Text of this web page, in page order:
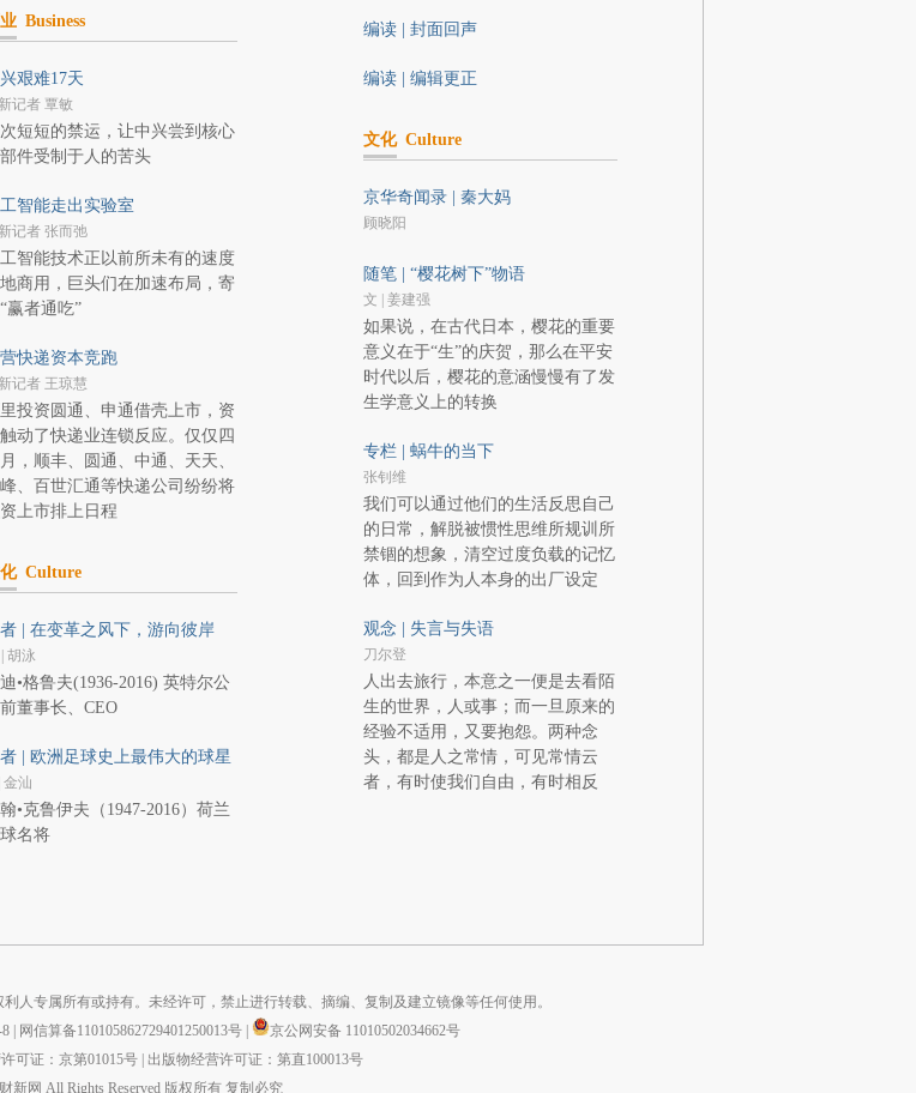
Business
艰难17天
记者 覃敏
短短的禁运，让中兴尝到核心
件受制于人的苦头
智能走出实验室
记者 张而弛
智能技术正以前所未有的速度
商用，巨头们在加速布局，寄
赢者通吃”
快递资本竞跑
记者 王琼慧
投资圆通、申通借壳上市，资
动了快递业连锁反应。仅仅四
，顺丰、圆通、中通、天天、
、百世汇通等快递公司纷纷将
上市排上日程
Culture
| 在变革之风下，游向彼岸
胡泳
•格鲁夫(1936-2016) 英特尔公
董事长、CEO
| 欧洲足球史上最伟大的球星
金汕
•克鲁伊夫（1947-2016）荷兰
名将
编读 | 封面回声
编读 | 编辑更正
文化 Culture
京华奇闻录 | 秦大妈
顾晓阳
随笔 | “樱花树下”物语
文 | 姜建强
如果说，在古代日本，樱花的重要
意义在于“生”的庆贺，那么在平安
时代以后，樱花的意涵慢慢有了发
生学意义上的转换
专栏 | 蜗牛的当下
张钊维
我们可以通过他们的生活反思自己
的日常，解脱被惯性思维所规训所
禁锢的想象，清空过度负载的记忆
体，回到作为人本身的出厂设定
观念 | 失言与失语
刀尔登
人出去旅行，本意之一便是去看陌
生的世界，人或事；而一旦原来的
经验不适用，又要抱怨。两种念
头，都是人之常情，可见常情云
者，有时使我们自由，有时相反
人专属所有或持有。未经许可，禁止进行转载、摘编、复制及建立镜像等任何使用。
网信算备110105862729401250013号
京公网安备 11010502034662号
可证：京第01015号 出版物经营许可证：第直100013号
新网 All Rights Reserved 版权所有 复制必究